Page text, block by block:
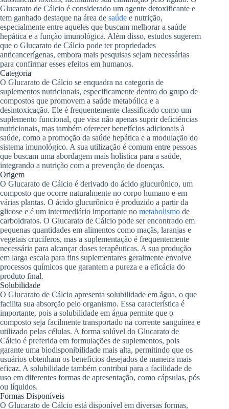
Glucarato de Cálcio é considerado um agente detoxificante e
tem ganhado destaque na área de saúde e nutrição,
especialmente entre aqueles que buscam melhorar a saúde
hepática e a função imunológica. Além disso, estudos sugerem
que o Glucarato de Cálcio pode ter propriedades
anticancerígenas, embora mais pesquisas sejam necessárias
para confirmar esses efeitos em humanos.
Categoria
O Glucarato de Cálcio se enquadra na categoria de
suplementos nutricionais, especificamente dentro do grupo de
compostos que promovem a saúde metabólica e a
desintoxicação. Ele é frequentemente classificado como um
suplemento funcional, que visa não apenas suprir deficiências
nutricionais, mas também oferecer benefícios adicionais à
saúde, como a promoção da saúde hepática e a modulação do
sistema imunológico. A sua utilização é comum entre pessoas
que buscam uma abordagem mais holística para a saúde,
integrando a nutrição com a prevenção de doenças.
Origem
O Glucarato de Cálcio é derivado do ácido glucurônico, um
composto que ocorre naturalmente no corpo humano e em
várias plantas. O ácido glucurônico é produzido a partir da
glicose e é um intermediário importante no metabolismo de
carboidratos. O Glucarato de Cálcio pode ser encontrado em
pequenas quantidades em alimentos como maçãs, laranjas e
vegetais crucíferos, mas a suplementação é frequentemente
necessária para alcançar doses terapêuticas. A sua produção
em larga escala para fins suplementares geralmente envolve
processos químicos que garantem a pureza e a eficácia do
produto final.
Solubilidade
O Glucarato de Cálcio apresenta solubilidade em água, o que
facilita sua absorção pelo organismo. Essa característica é
importante, pois a solubilidade em água permite que o
composto seja facilmente transportado na corrente sanguínea e
utilizado pelas células. A forma solúvel do Glucarato de
Cálcio é preferida em formulações de suplementos, pois
garante uma biodisponibilidade mais alta, permitindo que os
usuários obtenham os benefícios desejados de maneira mais
eficaz. A solubilidade também contribui para a facilidade de
uso em diferentes formas de apresentação, como cápsulas, pós
ou líquidos.
Formas Disponíveis
O Glucarato de Cálcio está disponível em diversas formas,